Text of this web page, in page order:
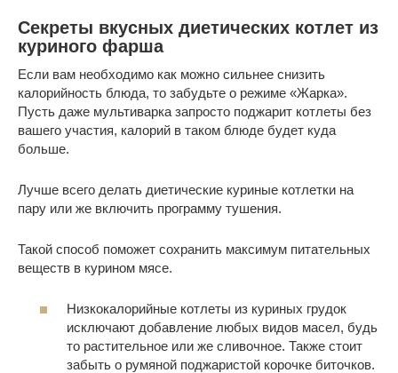
Секреты вкусных диетических котлет из
куриного фарша
Если вам необходимо как можно сильнее снизить
калорийность блюда, то забудьте о режиме «Жарка».
Пусть даже мультиварка запросто поджарит котлеты без
вашего участия, калорий в таком блюде будет куда
больше.
Лучше всего делать диетические куриные котлетки на
пару или же включить программу тушения.
Такой способ поможет сохранить максимум питательных
веществ в курином мясе.
Низкокалорийные котлеты из куриных грудок
исключают добавление любых видов масел, будь
то растительное или же сливочное. Также стоит
забыть о румяной поджаристой корочке биточков.